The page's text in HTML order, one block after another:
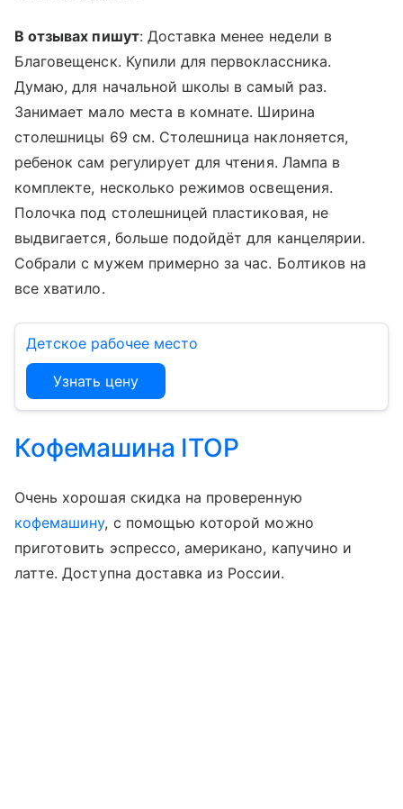
В отзывах пишут: Доставка менее недели в
Благовещенск. Купили для первоклассника.
Думаю, для начальной школы в самый раз.
Занимает мало места в комнате. Ширина
столешницы 69 см. Столешница наклоняется,
ребенок сам регулирует для чтения. Лампа в
комплекте, несколько режимов освещения.
Полочка под столешницей пластиковая, не
выдвигается, больше подойдёт для канцелярии.
Собрали с мужем примерно за час. Болтиков на
все хватило.
Детское рабочее место
Узнать цену
Кофемашина ITOP
Очень хорошая скидка на проверенную
кофемашину, с помощью которой можно
приготовить эспрессо, американо, капучино и
латте. Доступна доставка из России.